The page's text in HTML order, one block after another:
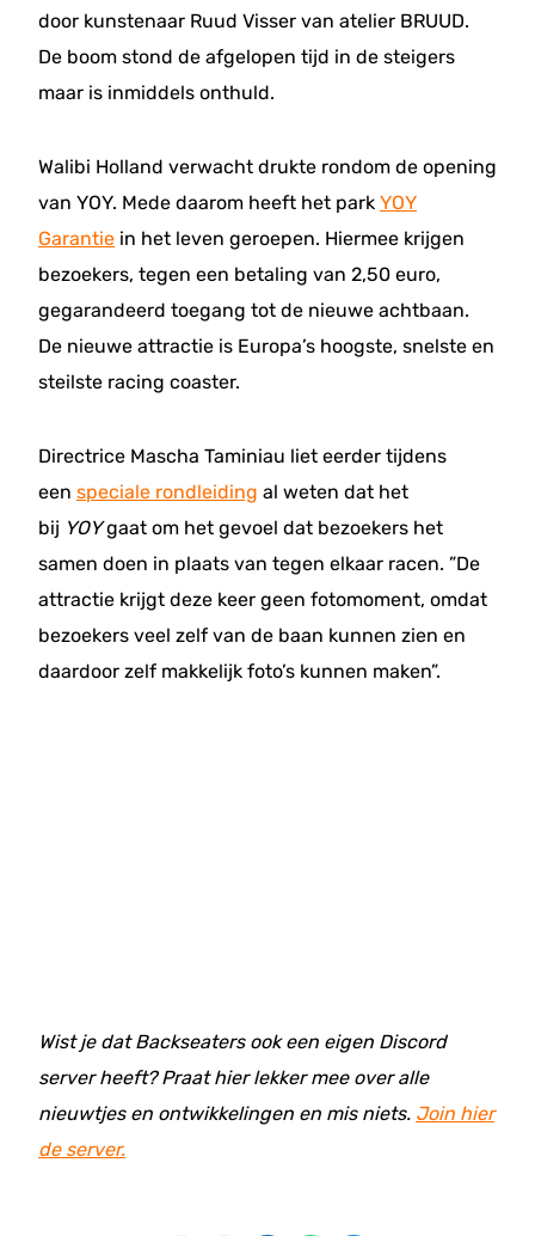
door kunstenaar Ruud Visser van atelier BRUUD.
De boom stond de afgelopen tijd in de steigers
maar is inmiddels onthuld.
Walibi Holland verwacht drukte rondom de opening
van YOY. Mede daarom heeft het park YOY
Garantie in het leven geroepen. Hiermee krijgen
bezoekers, tegen een betaling van 2,50 euro,
gegarandeerd toegang tot de nieuwe achtbaan.
De nieuwe attractie is Europa’s hoogste, snelste en
steilste racing coaster.
Directrice Mascha Taminiau liet eerder tijdens
een speciale rondleiding al weten dat het
bij YOYgaat om het gevoel dat bezoekers het
samen doen in plaats van tegen elkaar racen. ”De
attractie krijgt deze keer geen fotomoment, omdat
bezoekers veel zelf van de baan kunnen zien en
daardoor zelf makkelijk foto’s kunnen maken”.
Wist je dat Backseaters ook een eigen Discord
server heeft? Praat hier lekker mee over alle
nieuwtjes en ontwikkelingen en mis niets. Join hier
de server.